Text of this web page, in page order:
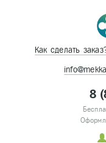
Как сделать
8